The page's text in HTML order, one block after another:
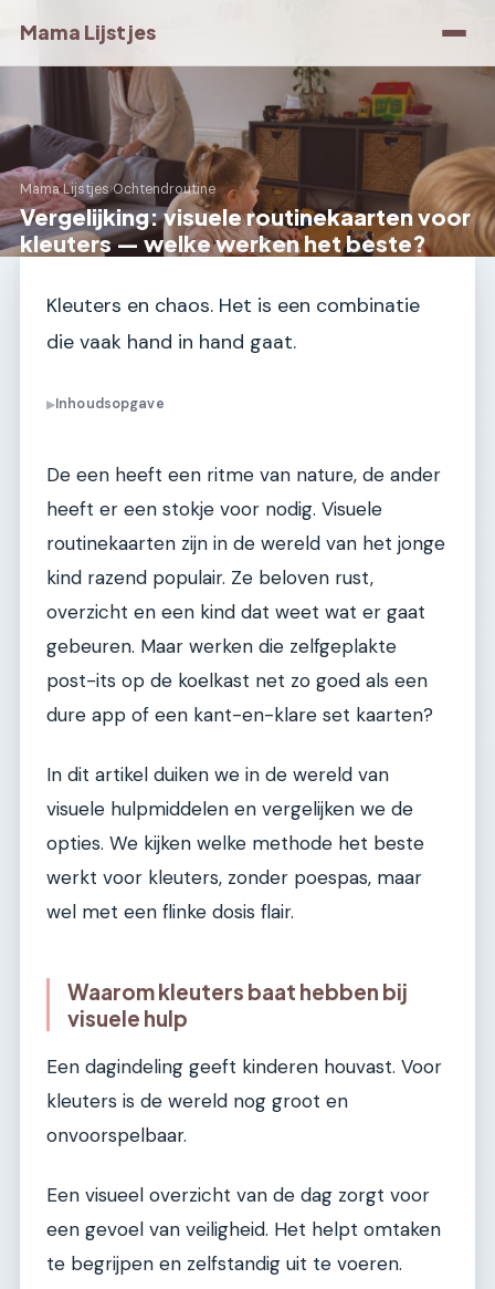
Mama Lijstjes
Mama Lijstjes›Ochtendroutine
Vergelijking: visuele routinekaarten voor
kleuters — welke werken het beste?
Kleuters en chaos. Het is een combinatie
die vaak hand in hand gaat.
▶Inhoudsopgave
De een heeft een ritme van nature, de ander
heeft er een stokje voor nodig. Visuele
routinekaarten zijn in de wereld van het jonge
kind razend populair. Ze beloven rust,
overzicht en een kind dat weet wat er gaat
gebeuren. Maar werken die zelfgeplakte
post-its op de koelkast net zo goed als een
dure app of een kant-en-klare set kaarten?
In dit artikel duiken we in de wereld van
visuele hulpmiddelen en vergelijken we de
opties. We kijken welke methode het beste
werkt voor kleuters, zonder poespas, maar
wel met een flinke dosis flair.
Waarom kleuters baat hebben bij
visuele hulp
Een dagindeling geeft kinderen houvast. Voor
kleuters is de wereld nog groot en
onvoorspelbaar.
Een visueel overzicht van de dag zorgt voor
een gevoel van veiligheid. Het helpt omtaken
te begrijpen en zelfstandig uit te voeren.